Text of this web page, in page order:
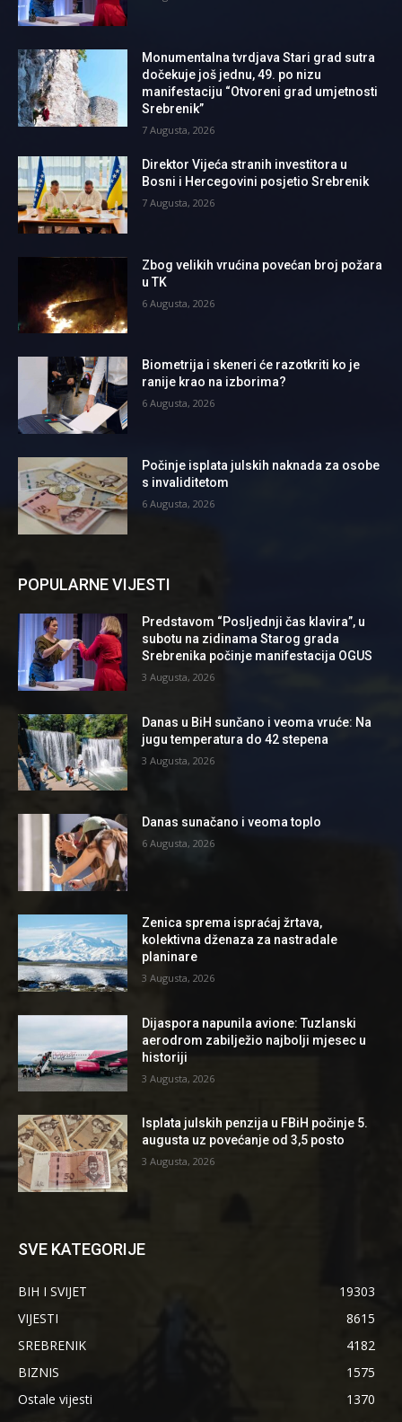
Monumentalna tvrdjava Stari grad sutra
dočekuje još jednu, 49. po nizu
manifestaciju “Otvoreni grad umjetnosti
Srebrenik”
7 Augusta, 2026
Direktor Vijeća stranih investitora u
Bosni i Hercegovini posjetio Srebrenik
7 Augusta, 2026
Zbog velikih vrućina povećan broj požara
u TK
6 Augusta, 2026
Biometrija i skeneri će razotkriti ko je
ranije krao na izborima?
6 Augusta, 2026
Počinje isplata julskih naknada za osobe
s invaliditetom
6 Augusta, 2026
POPULARNE VIJESTI
Predstavom “Posljednji čas klavira”, u
subotu na zidinama Starog grada
Srebrenika počinje manifestacija OGUS
3 Augusta, 2026
Danas u BiH sunčano i veoma vruće: Na
jugu temperatura do 42 stepena
3 Augusta, 2026
Danas sunačano i veoma toplo
6 Augusta, 2026
Zenica sprema ispraćaj žrtava,
kolektivna dženaza za nastradale
planinare
3 Augusta, 2026
Dijaspora napunila avione: Tuzlanski
aerodrom zabilježio najbolji mjesec u
historiji
3 Augusta, 2026
Isplata julskih penzija u FBiH počinje 5.
augusta uz povećanje od 3,5 posto
3 Augusta, 2026
SVE KATEGORIJE
BIH I SVIJET
19303
VIJESTI
8615
SREBRENIK
4182
BIZNIS
1575
Ostale vijesti
1370